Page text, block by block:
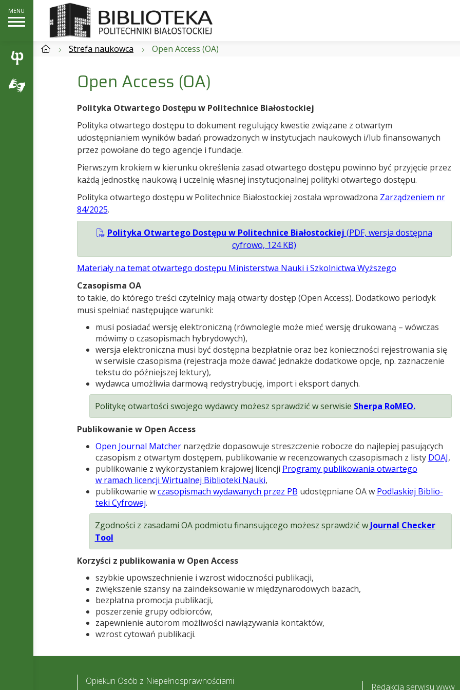
Strefa naukowca Open Access (OA)
Open Access (OA)
Polityka Otwartego Dostępu w Politechnice Białostockiej
Polityka otwartego dostępu to dokument regulujący kwestie związane z otwartym
udostępnianiem wyników badań prowadzonych w instytucjach naukowych i/lub finansowanych
przez powołane do tego agencje i fundacje.
Pierwszym krokiem w kierunku określenia zasad otwartego dostępu powinno być przyjęcie przez
każdą jednostkę naukową i uczelnię własnej instytucjonalnej polityki otwartego dostępu.
Polityka otwartego dostępu w Politechnice Białostockiej została wprowadzona Zarządzeniem nr
84/2025.
Polityka Otwartego Dostępu w Politechnice Białostockiej (PDF, wersja dostępna
cyfrowo, 124 KB)
Materiały na temat otwartego dostępu Ministerstwa Nauki i Szkolnictwa Wyższego
Cza­so­pi­sma OA
to takie, do któ­rego tre­ści czy­tel­nicy mają otwarty dostęp (Open Access). Dodat­kowo perio­dyk
musi speł­niać nastę­pu­jące warunki:
musi posia­dać wer­sję elek­tro­niczną (rów­no­le­gle może mieć wer­sję dru­ko­waną – wów­czas
mówimy o cza­so­pi­smach hybry­do­wych),
wer­sja elek­tro­niczna musi być dostępna bez­płat­nie oraz bez koniecz­no­ści reje­stro­wa­nia się
w ser­wi­sie cza­so­pi­sma (reje­stra­cja może dawać jed­nakże dodat­kowe opcje, np. zazna­cze­nie
tek­stu do póź­niej­szej lek­tury),
wydawca umoż­li­wia dar­mową redy­stry­bu­cję, import i eks­port danych.
Poli­tykę otwar­to­ści swo­jego wydawcy możesz spraw­dzić w ser­wi­sie Sherpa RoMEO.
Publi­ko­wa­nie w Open Access
Open Jour­nal Mat­chernarzę­dzie dopa­so­wuje stresz­cze­nie robo­cze do naj­le­piej pasu­ją­cych
cza­so­pism z otwar­tym dostę­pem, publi­ko­wa­nie w recen­zo­wa­nych cza­so­pi­smach z listy DOAJ,
publi­ko­wa­nie z wyko­rzy­sta­niem kra­jo­wej licen­cji Pro­gramy publi­ko­wa­nia otwar­tego
w ramach licen­cji Wir­tu­al­nej Biblio­teki Nauki,
publi­ko­wa­nie wcza­so­pi­smach wyda­wa­nych przez PB udo­stęp­niane OA w Podla­skiej Biblio­
teki Cyfro­wej.
Zgod­no­ści z zasa­dami OA podmiotu finan­su­ją­cego możesz spraw­dzić w Jour­nal Chec­ker
Tool
Korzy­ści z publi­ko­wa­nia w Open Access
szybkie upowszechnienie i wzrost widoczności publikacji,
zwiększenie szansy na zaindeksowanie w międzynarodowych bazach,
bezpłatna promocja publikacji,
poszerzenie grupy odbiorców,
zapewnienie autorom możliwości nawiązywania kontaktów,
wzrost cytowań publikacji.
Opiekun Osób z Niepełnosprawnościami
Redakcja serwisu www